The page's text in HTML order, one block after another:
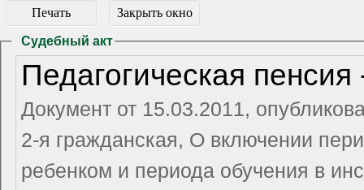
Печать Закрыть окно
Судебный акт
Педагогическая
Документ от 15.03.2011,
2-я гражданская, О включении
ребенком и периода обучения в